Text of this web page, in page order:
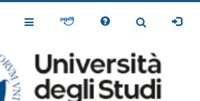
Toggle
Toggle